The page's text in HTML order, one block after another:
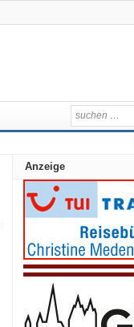
Anzeige